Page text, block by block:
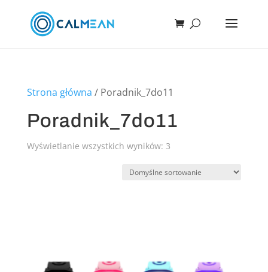
Strona główna / Poradnik_7do11
Poradnik_7do11
Wyświetlanie wszystkich wyników: 3